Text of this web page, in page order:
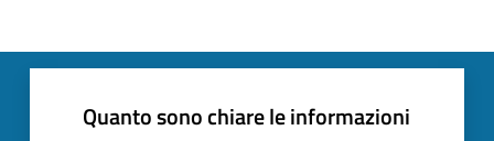
Quanto sono chiare le informazioni